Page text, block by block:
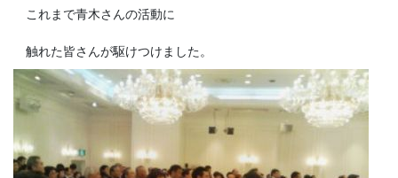
これまで青木さんの活動に
触れた皆さんが駆けつけました。